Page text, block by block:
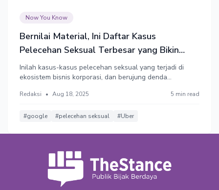
Now You Know
Bernilai Material, Ini Daftar Kasus
Pelecehan Seksual Terbesar yang Bikin
Boncos
Inilah kasus-kasus pelecehan seksual yang terjadi di
ekosistem bisnis korporasi, dan berujung denda
sejarah modern. Uber memimpin dengan estimasi nilai
penumpang armadanya.
Redaksi • Aug 18, 2025 5 min read
#google #pelecehan seksual #Uber